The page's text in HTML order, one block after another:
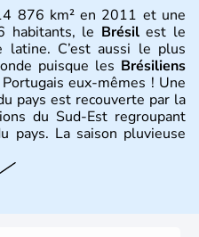
876 km² en 2011 et une
habitants, le Brésilest le
latine. C’est aussi le plus
puisque les Brésiliens
eux-mêmes ! Une
pays est recouverte par la
du Sud-Est regroupant
pays. La saison pluvieuse